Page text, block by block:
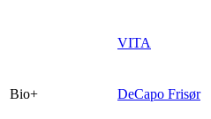
VITA
Bio+ DeCapo Frisør